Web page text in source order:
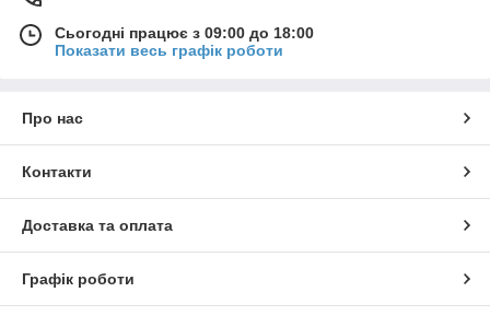
Сьогодні працює з 09:00 до 18:00
Показати весь графік роботи
Про нас
Контакти
Доставка та оплата
Графік роботи